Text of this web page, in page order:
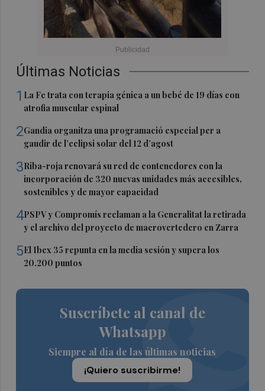
Últimas Noticias
1 La Fe trata con terapia génica a un bebé de 19 días con
atrofia muscular espinal
2Gandia organitza una programació especial per a
gaudir de l’eclipsi solar del 12 d’agost
3Riba-roja renovará su red de contenedores con la
incorporación de 320 nuevas unidades más accesibles,
sostenibles y de mayor capacidad
4PSPV y Compromís reclaman a la Generalitat la retirada
y el archivo del proyecto de macrovertedero en Zarra
5El Ibex 35 repunta en la media sesión y supera los
20.200 puntos
Suscríbete al canal de
Whatsapp
Siempre al día de las últimas noticias
¡Quiero suscribirme!